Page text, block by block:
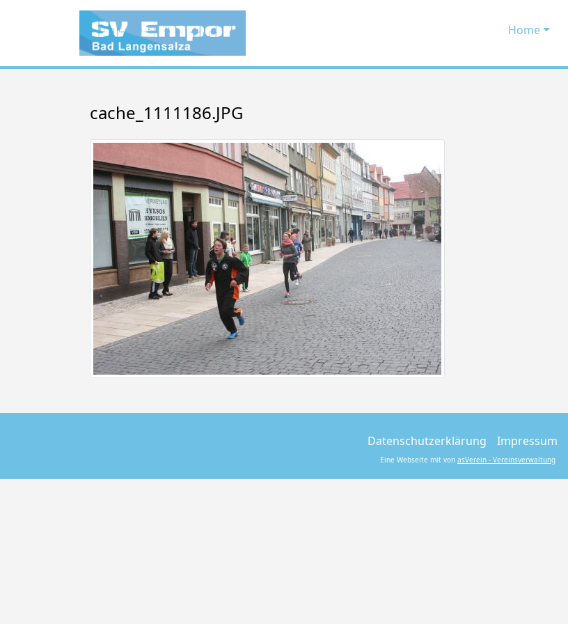
Home
cache_1111186.JPG
Datenschutzerklärung Impressum
Eine Webseite mit von asVerein - Vereinsverwaltung